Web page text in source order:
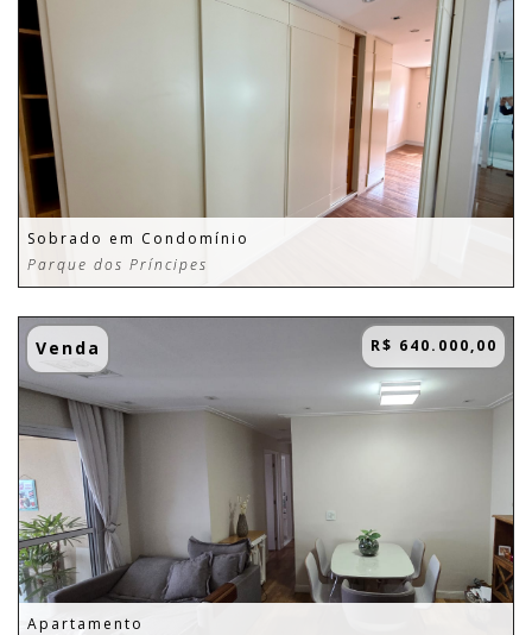
Sobrado em Condomínio
Parque dos Príncipes
Venda R$ 640.000,00
Apartamento